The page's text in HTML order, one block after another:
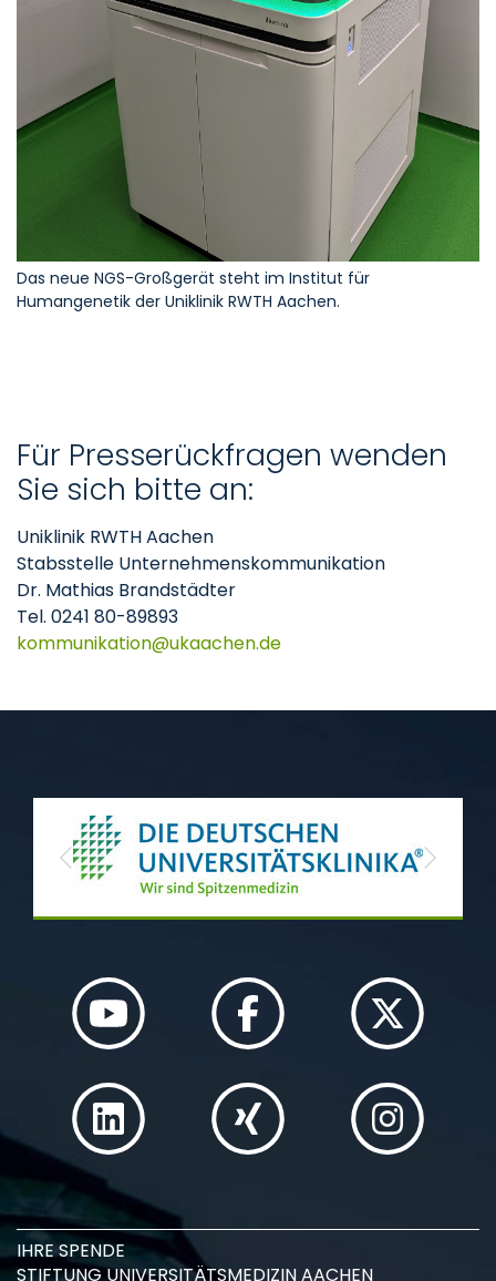
Das neue NGS-Großgerät steht im Institut für
Humangenetik der Uniklinik RWTH Aachen.
Für Presserückfragen wenden
Sie sich bitte an:
Uniklinik RWTH Aachen
Stabsstelle Unternehmenskommunikation
Dr. Mathias Brandstädter
Tel. 0241 80-89893
kommunikation
ukaachende
Previous Next
IHRE SPENDE
STIFTUNG UNIVERSITÄTSMEDIZIN AACHEN